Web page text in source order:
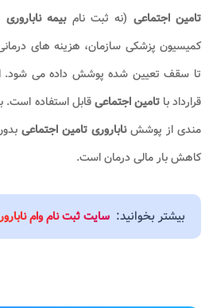
تامین اجتماعی (نه ثبت نامبیمه
کمیسیون پزشکی سازمان، هزینه‌ های
تا سقف تعیین‌ شده پوشش داده می‌ شود.
قرارداد باتامین اجتماعیقابل استفاده است.
مندی از پوششناباروری تامین اجتماعی
کاهش بار مالی درمان است.
بیشتر بخوانید: سایت ثبت نام وام